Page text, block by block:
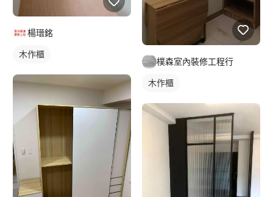
楊瑨銘
木作櫃
樸森室內裝修工程行
木作櫃